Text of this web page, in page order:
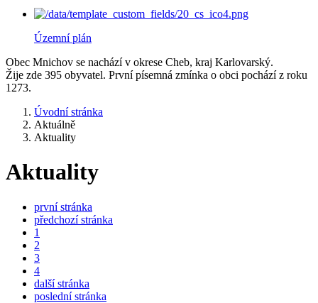
Územní plán
Obec Mnichov se nachází v okrese Cheb, kraj Karlovarský.
Žije zde 395 obyvatel. První písemná zmínka o obci pochází z roku
1273.
Úvodní stránka
Aktuálně
Aktuality
Aktuality
první stránka
předchozí stránka
1
2
3
4
další stránka
poslední stránka